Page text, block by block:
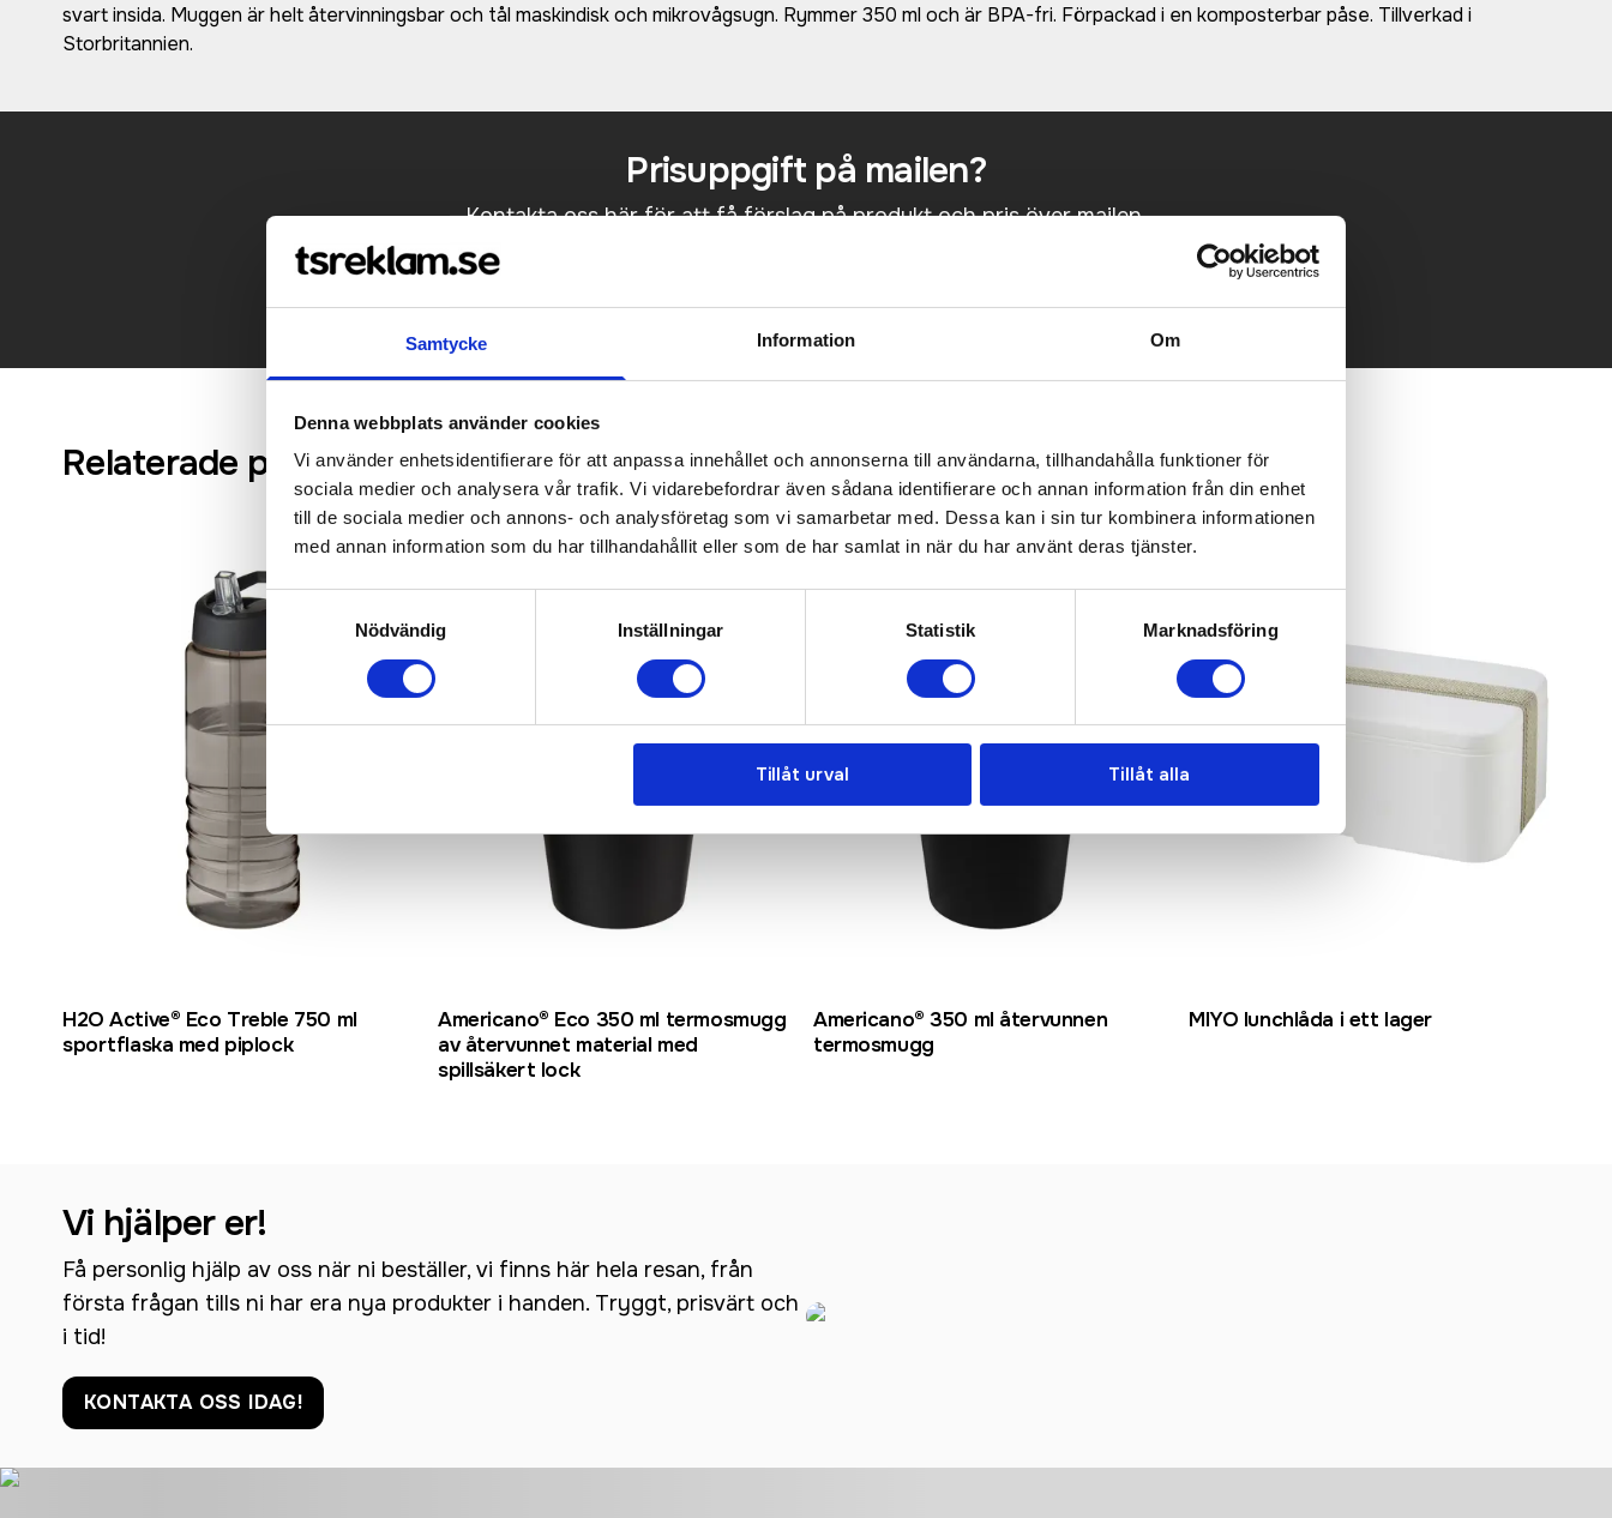
Samtycke Information Om
Denna webbplats använder cookies
Vi använder enhetsidentifierare för att anpassa innehållet och annonserna till användarna, tillhandahålla funktioner för
sociala medier och analysera vår trafik. Vi vidarebefordrar även sådana identifierare och annan information från din enhet
till de sociala medier och annons- och analysföretag som vi samarbetar med. Dessa kan i sin tur kombinera informationen
med annan information som du har tillhandahållit eller som de har samlat in när du har använt deras tjänster.
Samtyckesval
Nödvändig
Inställningar Statistik Marknadsföring
Tillåt urval Tillåt alla
svart insida. Muggen är helt återvinningsbar och tål maskindisk och mikrovågsugn. Rymmer 350 ml och är BPA-fri. Förpackad i en komposterbar påse. Tillverkad i
Storbritannien.
Prisuppgift på mailen?
Kontakta oss här för att få förslag på produkt och pris över mailen.
KONTAKTA OSS
Relaterade produkter
H2O Active® Eco Treble 750 ml
sportflaska med piplock
Americano® Eco 350 ml termosmugg
av återvunnet material med
spillsäkert lock
Americano® 350 ml återvunnen
termosmugg
MIYO lunchlåda i ett lager
Vi hjälper er!
Få personlig hjälp av oss när ni beställer, vi finns här hela resan, från
första frågan tills ni har era nya produkter i handen. Tryggt, prisvärt och
i tid!
KONTAKTA OSS IDAG!